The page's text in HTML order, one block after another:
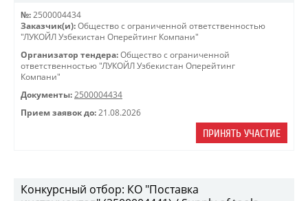
№: 2500004434
Заказчик(и): Общество с ограниченной ответственностью
"ЛУКОЙЛ Узбекистан Оперейтинг Компани"
Организатор тендера: Общество с ограниченной
ответственностью "ЛУКОЙЛ Узбекистан Оперейтинг
Компани"
Документы: 2500004434
Прием заявок до: 21.08.2026
ПРИНЯТЬ УЧАСТИЕ
Конкурсный отбор: КО "Поставка